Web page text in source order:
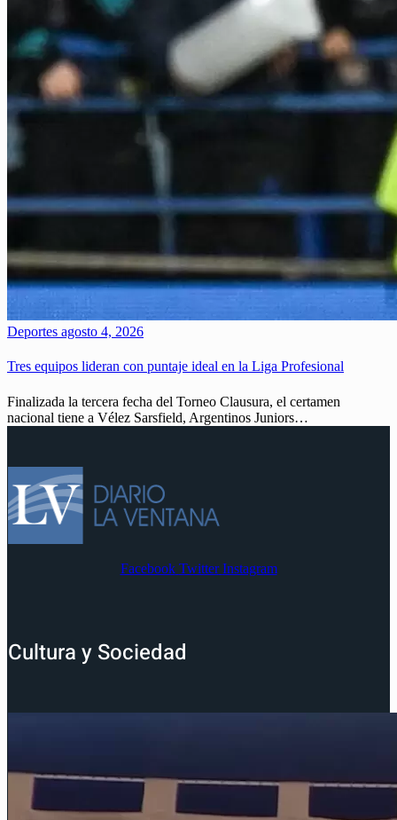
Deportes agosto 4, 2026
Tres equipos lideran con puntaje ideal en la Liga Profesional
Finalizada la tercera fecha del Torneo Clausura, el certamen
nacional tiene a Vélez Sarsfield, Argentinos Juniors…
Facebook Twitter Instagram
Cultura y Sociedad